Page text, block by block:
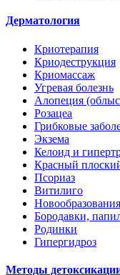
Дерматология
Криотерапия
Криодеструкция
Криомассаж
Угревая болезнь
Алопеция
Розацеа
Грибковые
Экзема
Келоид и
Красный
Псориаз
Витилиго
Бородавки,
Родинки
Гипергидроз
Методы